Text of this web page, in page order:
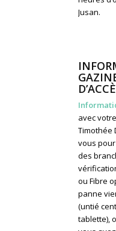
Jusan.
avec
Timothée
vous
des
ou Fibre
panne
(untié
tablette),